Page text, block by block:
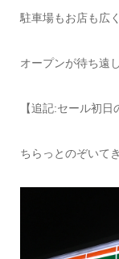
駐車場もお店も広
オープンが待ち遠
【追記:セール初日
ちらっとのぞいて